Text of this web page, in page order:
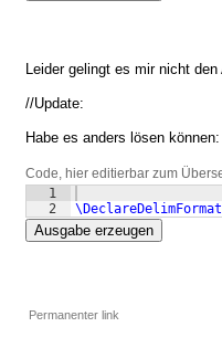
Leider gelingt es mir nicht
//Update:
Habe es anders lösen können:
Code, hier editierbar zum
1
2
\DeclareDelimFormat
Ausgabe erzeugen
Permanenter link